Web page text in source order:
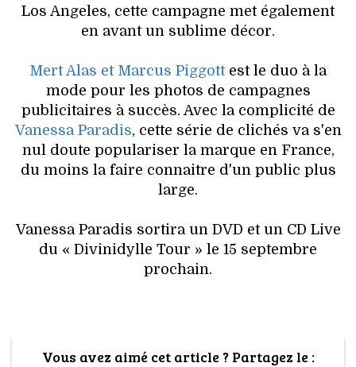
MODE DE RUE
JEUNES CRÉATEURS
HISTOIRE DES MARQUES
DÉCO
VOYAGES & LOISIRS
Los Angeles, cette campagne met également
en avant un sublime décor.
Mert Alas et Marcus Piggottest le duo à la
mode pour les photos de campagnes
publicitaires à succès. Avec la complicité de
Vanessa Paradis, cette série de clichés va s'en
nul doute populariser la marque en France,
du moins la faire connaitre d'un public plus
large.
Vanessa Paradis sortira un DVD et un CD Live
du « Divinidylle Tour » le 15 septembre
prochain.
Vous avez aimé cet article ? Partagez le :